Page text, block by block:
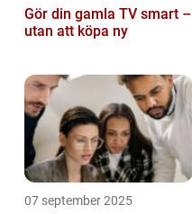
Gör din gamla TV smart –
utan att köpa ny
07 september 2025